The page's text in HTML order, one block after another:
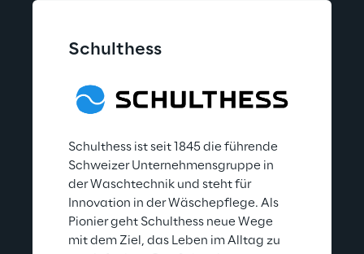
Schulthess
Schulthess ist seit 1845 die führende
Schweizer Unternehmensgruppe in
der Waschtechnik und steht für
Innovation in der Wäschepflege. Als
Pionier geht Schulthess neue Wege
mit dem Ziel, das Leben im Alltag zu